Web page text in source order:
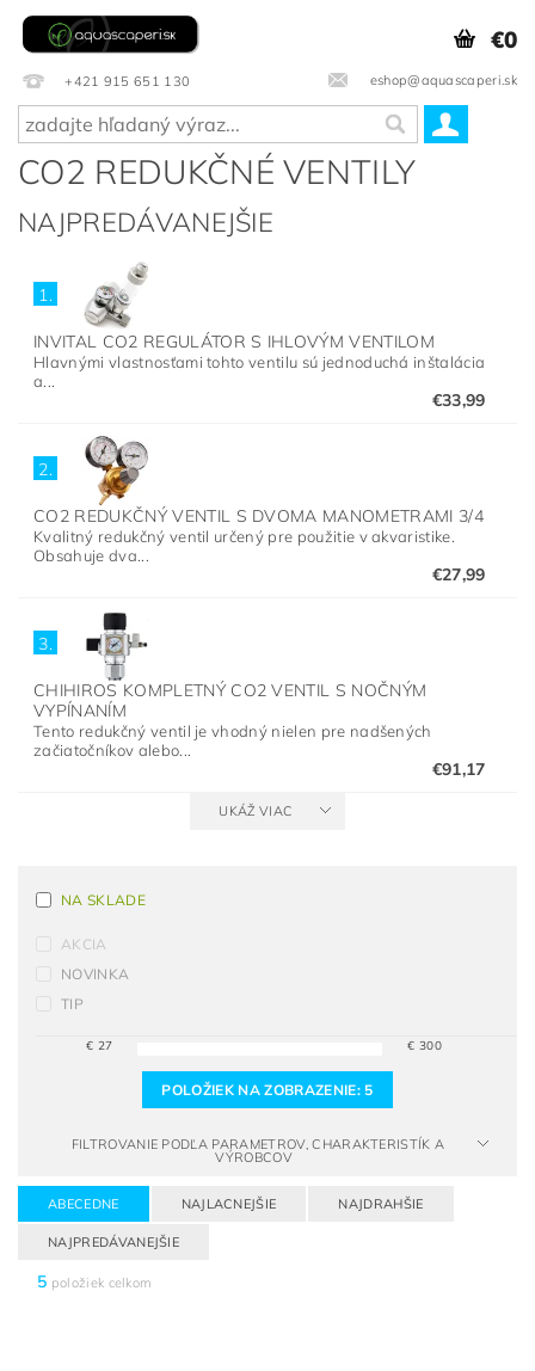
+421 915 651 130 eshop@aquascaperi.sk
€0
CO2 REDUKČNÉ VENTILY
NAJPREDÁVANEJŠIE
1.
INVITAL CO2 REGULÁTOR S IHLOVÝM VENTILOM
Hlavnými vlastnosťami tohto ventilu sú jednoduchá inštalácia
a...
€33,99
2.
CO2 REDUKČNÝ VENTIL S DVOMA MANOMETRAMI 3/4
Kvalitný redukčný ventil určený pre použitie v akvaristike.
Obsahuje dva...
€27,99
3.
CHIHIROS KOMPLETNÝ CO2 VENTIL S NOČNÝM
VYPÍNANÍM
Tento redukčný ventil je vhodný nielen pre nadšených
začiatočníkov alebo...
€91,17
UKÁŽ VIAC
NA SKLADE
AKCIA
NOVINKA
TIP
€ 27 € 300
POLOŽIEK NA ZOBRAZENIE: 5
FILTROVANIE PODĽA PARAMETROV, CHARAKTERISTÍK A
VÝROBCOV
ABECEDNE NAJLACNEJŠIE NAJDRAHŠIE
NAJPREDÁVANEJŠIE
5 položiek celkom